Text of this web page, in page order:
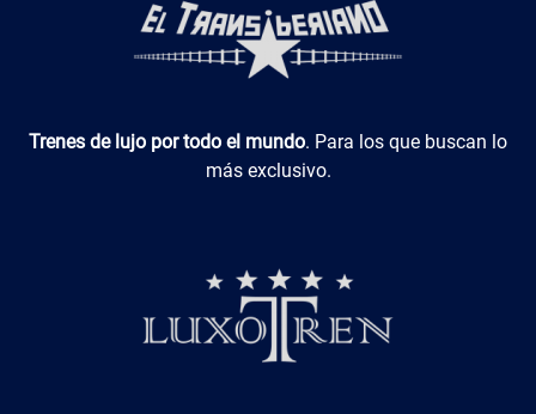
Luxotren
Trenes de lujo por todo el mundo. Para los que buscan lo
más exclusivo.